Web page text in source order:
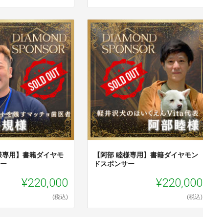
専用】書籍ダイヤモ
¥220,000
(税込)
【阿部 睦様専用】書籍ダイヤモン
ドスポンサー
¥220,000
(税込)